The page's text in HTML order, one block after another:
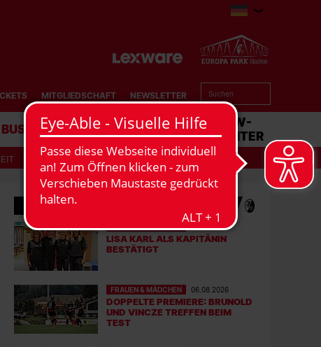
MITGLIEDSCHAFT NEWSLETTER
BUSINESS STADION MATCHCENTER
FRAUEN & MÄDCHEN 07.08.2026
LISA KARL ALS KAPITÄNIN
BESTÄTIGT
FRAUEN & MÄDCHEN 06.08.2026
DOPPELTE PREMIERE: BRUNOLD
UND VINCZE TREFFEN BEIM
TEST